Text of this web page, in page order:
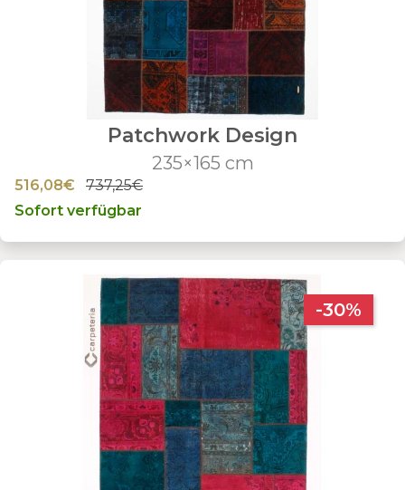
Patchwork Design
235×165 cm
516,08€
737,25€
Sofort verfügbar
-30%